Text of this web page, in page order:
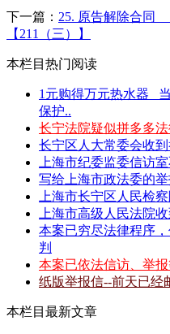
下一篇： 25. 原告解除合同
【211（三）】
本栏目热门阅读
1元购得万元热水器 _
保护..
长宁法院疑似拼多多
长宁区人大常委会收
上海市纪委监委信访
写给上海市政法委的
上海市长宁区人民检
上海市高级人民法院
本案已穷尽法律程序
判
本案已依法信访、举
纸版举报信--前天已经
本栏目最新文章